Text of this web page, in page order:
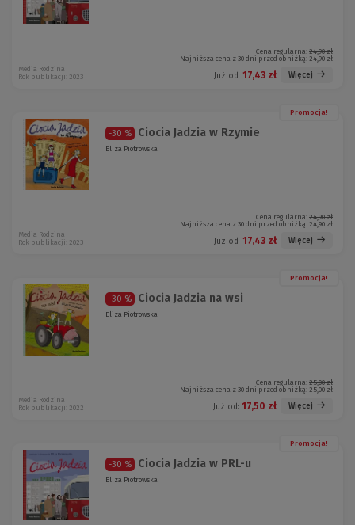
Cena regularna: 24,90 zł
Najniższa cena z 30 dni przed obniżką: 24,90 zł
Już od: 17,43 zł Więcej
Media Rodzina
Rok publikacji: 2023
Promocja!
-30 % Ciocia Jadzia w Rzymie
Eliza Piotrowska
Cena regularna: 24,90 zł
Najniższa cena z 30 dni przed obniżką: 24,90 zł
Już od: 17,43 zł Więcej
Media Rodzina
Rok publikacji: 2023
Promocja!
-30 % Ciocia Jadzia na wsi
Eliza Piotrowska
Cena regularna: 25,00 zł
Najniższa cena z 30 dni przed obniżką: 25,00 zł
Już od: 17,50 zł Więcej
Media Rodzina
Rok publikacji: 2022
Promocja!
-30 % Ciocia Jadzia w PRL-u
Eliza Piotrowska